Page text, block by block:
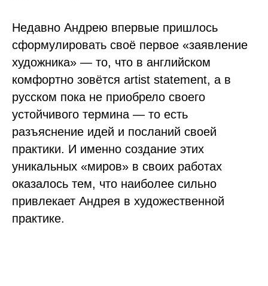
Недавно Андрею впервые пришлось
сформулировать своё первое «заявление
художника» — то, что в английском
комфортно зовётся artist statement, а в
русском пока не приобрело своего
устойчивого термина — то есть
разъяснение идей и посланий своей
практики. И именно создание этих
уникальных «миров» в своих работах
оказалось тем, что наиболее сильно
привлекает Андрея в художественной
практике.